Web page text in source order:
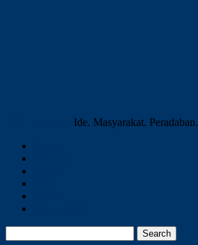
Ide. Masyarakat. Peradaban.